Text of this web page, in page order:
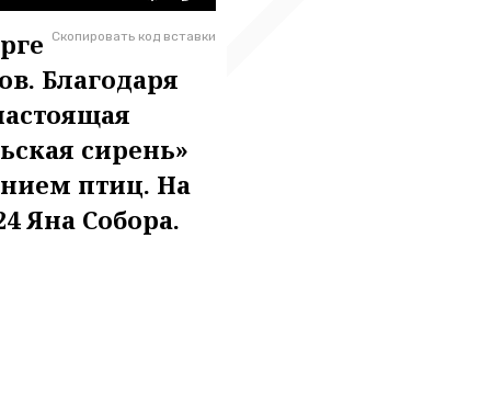
Скопировать код вставки
Благодаря
сирень»
птиц. На
Яна Собора.